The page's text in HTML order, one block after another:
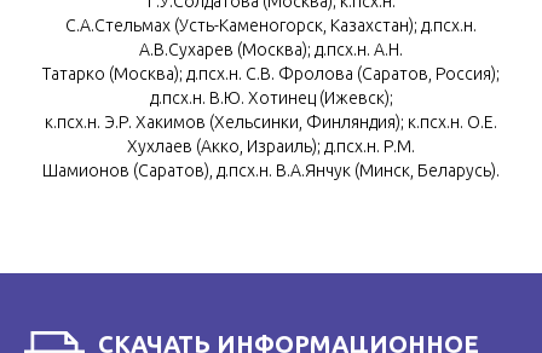
С.А.Стельмах (Усть-Каменогорск, Казахстан); д.псх.н.
А.В.Сухарев (Москва); д.псх.н. А.Н.
Татарко (Москва); д.псх.н. С.В. Фролова (Саратов, Россия);
д.псх.н. В.Ю. Хотинец (Ижевск);
к.псх.н. Э.Р. Хакимов (Хельсинки, Финляндия); к.псх.н. О.Е.
Хухлаев (Акко, Израиль); д.псх.н. Р.М.
Шамионов (Саратов), д.псх.н. В.А.Янчук (Минск, Беларусь).
СКАЧАТЬ ИНФОРМАЦИОННОЕ